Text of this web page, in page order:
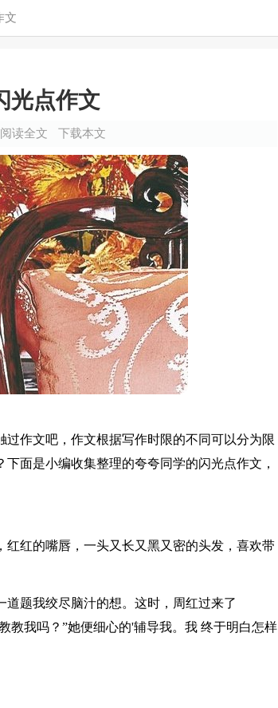
文
光点作文
阅读全文 下载本文
作文吧，作文根据写作时限的不同可以分为限
面是小编收集整理的夸夸同学的闪光点作文，
红的嘴唇，一头又长又黑又密的头发，喜欢带
题我绞尽脑汁的想。这时，周红过来了
教我吗？”她便细心的'辅导我。我 终于明白怎样